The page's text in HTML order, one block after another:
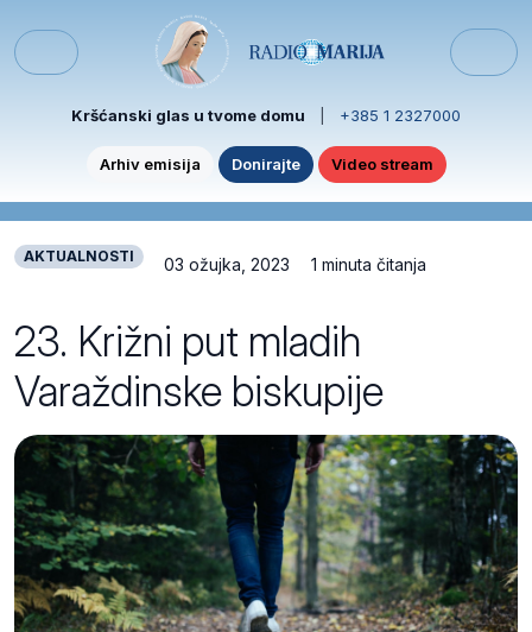
Menu
Kršćanski glas u tvome domu +385 1 2327000
Arhiv emisija Donirajte Video stream
AKTUALNOSTI 03 ožujka, 2023 1 minuta čitanja
23. Križni put mladih
Varaždinske biskupije